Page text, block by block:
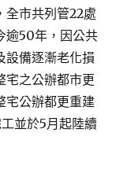
全市共列管22處
逾50年，因公共
設備逐漸老化損
宅之公辦都市更
宅公辦都更重建
並於5月起陸續